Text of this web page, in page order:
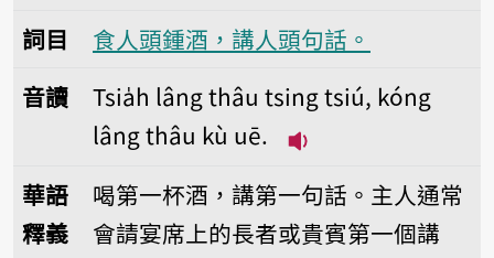
詞目
食人頭鍾酒，講人頭句話。
音讀
Tsia̍h lâng thâu tsing tsiú, kóng
lâng thâu kù uē.
華語
釋義
喝第一杯酒，講第一句話。主人通常
會請宴席上的長者或貴賓第一個講